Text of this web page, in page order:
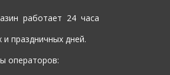
работает 24 часа
праздничных дней.
операторов: